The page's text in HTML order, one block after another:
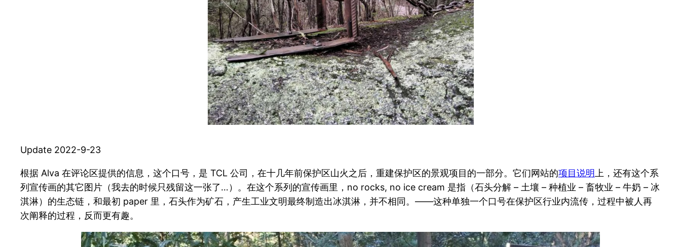
Update 2022-9-23
根据 Alva 在评论区提供的信息，这个口号，是 TCL 公司，在十几年前保护区山火之后，重建保护区的景观项目的一部分。它们网站的项目说明上，还有这个系
列宣传画的其它图片（我去的时候只残留这一张了…）。在这个系列的宣传画里，no rocks, no ice cream 是指（石头分解 – 土壤 – 种植业 – 畜牧业 – 牛奶 – 冰
淇淋）的生态链，和最初 paper 里，石头作为矿石，产生工业文明最终制造出冰淇淋，并不相同。——这种单独一个口号在保护区行业内流传，过程中被人再
次阐释的过程，反而更有趣。